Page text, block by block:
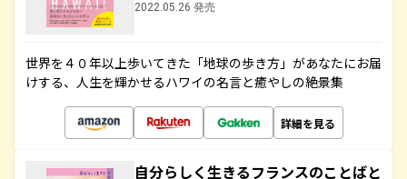
2022.05.26 発売
世界を４０年以上歩いてきた「地球の歩き方」があなたにお届
けする、人生を輝かせるハワイの名言と癒やしの絶景集
詳細を見る
自分らしく生きるフランスのことばと